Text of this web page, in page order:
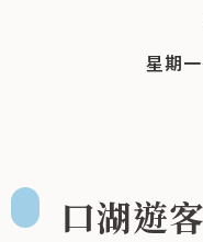
星期
口湖遊